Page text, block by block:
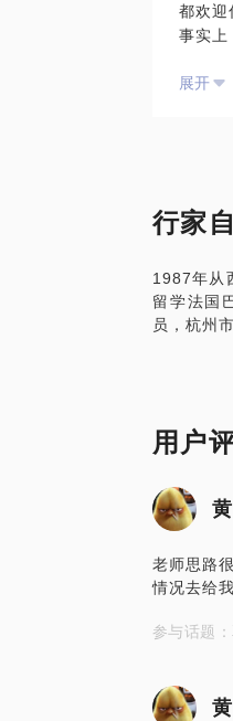
都欢迎
事实上
中，不
【在
点，仅
展开
行家
1987年从
留学法国
员，杭州
用户
老师思路
情况去给
参与话题